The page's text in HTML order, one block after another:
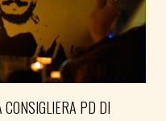
CONSIGLIERA PD DI